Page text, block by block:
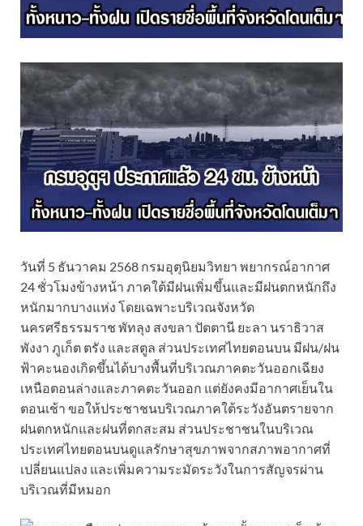
วันที่ 5 ธันวาคม 2568 กรมอุตุนิยมวิทยา พยากรณ์อากาศ
24 ชั่วโมงข้างหน้า ภาคใต้มีฝนเพิ่มขึ้นและมีฝนตกหนักถึง
หนักมากบางแห่ง โดยเฉพาะบริเวณจังหวัด
นครศรีธรรมราช พัทลุง สงขลา ปัตตานี ยะลา นราธิวาส
พังงา ภูเก็ต ตรัง และสตูล ส่วนประเทศไทยตอนบน มีฝน/ฝน
ฟ้าคะนองเกิดขึ้นได้บางพื้นที่บริเวณภาคตะวันออกเฉียง
เหนือตอนล่างและภาคตะวันออก แต่ยังคงมีอากาศเย็นใน
ตอนเช้า ขอให้ประชาชนบริเวณภาคใต้ระวังอันตรายจาก
ฝนตกหนักและฝนที่ตกสะสม ส่วนประชาชนในบริเวณ
ประเทศไทยตอนบนดูแลรักษาสุขภาพจากสภาพอากาศที่
เปลี่ยนแปลง และเพิ่มความระมัดระวังในการสัญจรผ่าน
บริเวณที่มีหมอก